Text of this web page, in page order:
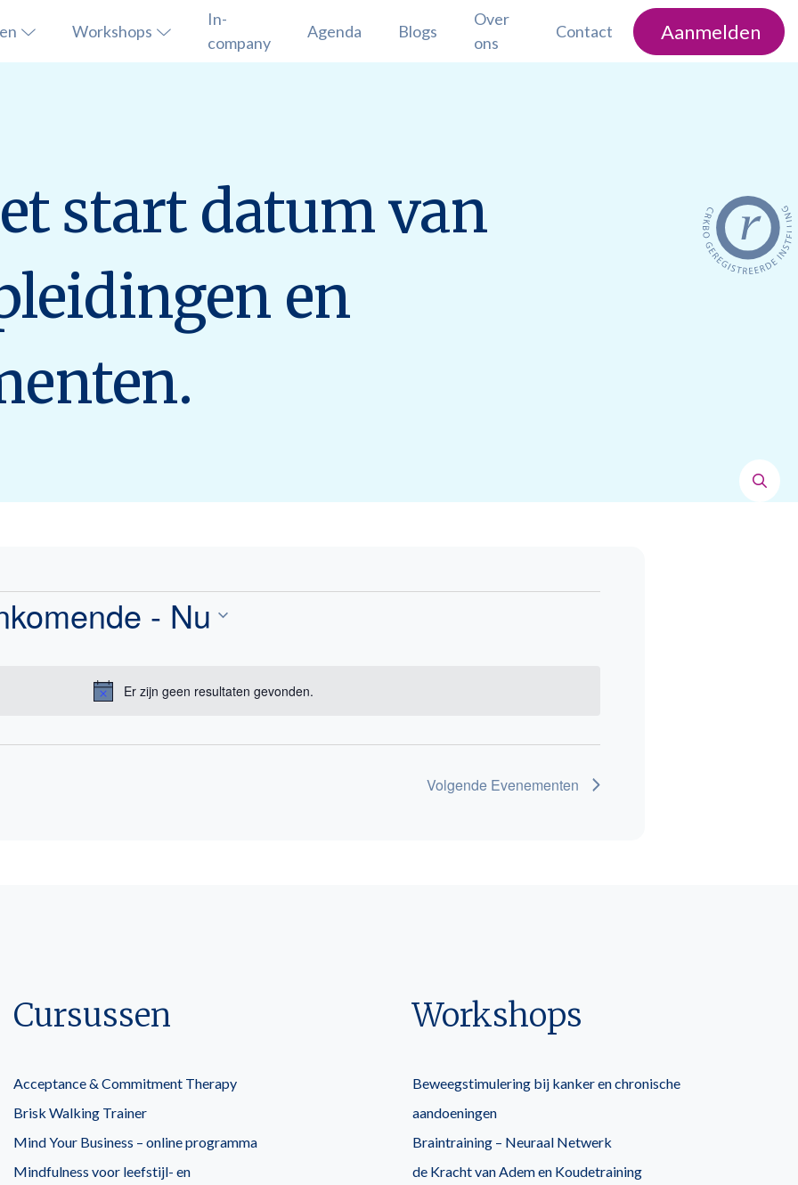
Workshops
In-
company
Agenda Blogs
Over
ons
Contact Aanmelden
start datum van
en
Bericht
Er zijn geen resultaten gevonden.
- Nu
Volgende Evenementen
Cursussen
Acceptance & Commitment Therapy
Brisk Walking Trainer
Mind Your Business – online programma
Mindfulness voor leefstijl- en
Workshops
Beweegstimulering bij kanker en chronische
aandoeningen
Braintraining – Neuraal Netwerk
de Kracht van Adem en Koudetraining